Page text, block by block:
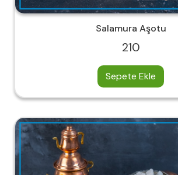
Salamura Aşotu
210
Sepete Ekle